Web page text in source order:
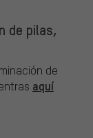
de pilas,
de
aquí